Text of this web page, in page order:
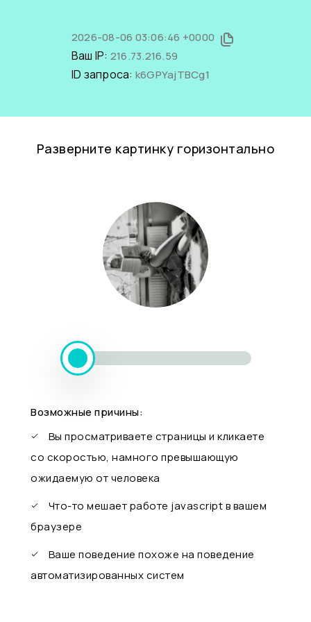
2026-08-06 03:06:46 +0000
Ваш IP: 216.73.216.59
ID запроса: k6GPYajTBCg1
Разверните картинку горизонтально
Возможные причины:
Вы просматриваете страницы и кликаете
со скоростью, намного превышающую
ожидаемую от человека
Что-то мешает работе javascript в вашем
браузере
Ваше поведение похоже на поведение
автоматизированных систем